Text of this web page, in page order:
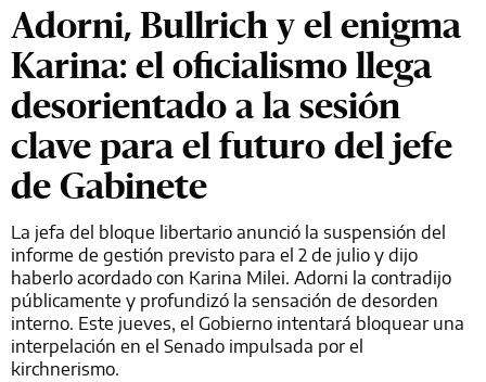
Adorni, Bullrich y el enigma
Karina: el oficialismo llega
desorientado a la sesión
clave para el futuro del jefe
de Gabinete
La jefa del bloque libertario anunció la suspensión del
informe de gestión previsto para el 2 de julio y dijo
haberlo acordado con Karina Milei. Adorni la contradijo
públicamente y profundizó la sensación de desorden
interno. Este jueves, el Gobierno intentará bloquear una
interpelación en el Senado impulsada por el
kirchnerismo.